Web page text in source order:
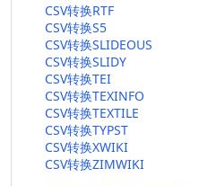
CSV转换RTF
CSV转换S5
CSV转换SLIDEOUS
CSV转换SLIDY
CSV转换TEI
CSV转换TEXINFO
CSV转换TEXTILE
CSV转换TYPST
CSV转换XWIKI
CSV转换ZIMWIKI